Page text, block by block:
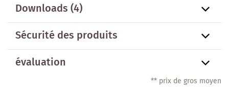
Downloads (4)
Sécurité des produits
évaluation
** prix de gros moyen